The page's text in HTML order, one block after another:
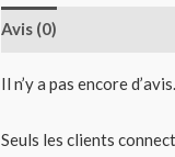
Avis (0)
Il n’y a pas encore d’avis.
Seuls les clients